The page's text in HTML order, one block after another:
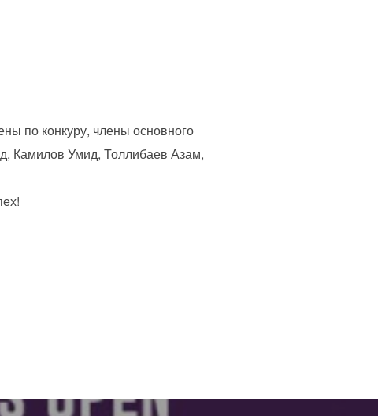
по конкуру, члены основного
Камилов Умид, Толлибаев Азам,